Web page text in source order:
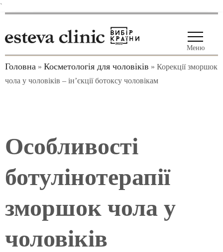
`
Меню
Головна » Косметологія для чоловіків » Корекції зморшок
чола у чоловіків – ін’єкції ботоксу чоловікам
Особливості
ботулінотерапії
зморшок чола у
чоловіків